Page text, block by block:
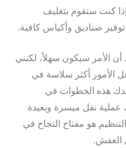
إذا كنت ستقوم بتغليف
صناديق وأكياس كافية.
الأمر سيكون سهلاً، لكنني
الأمور أكثر سلاسة في
هذه الخطوات في
عملية نقل ميسرة وبعيدة
هو مفتاح النجاح في
العفش.